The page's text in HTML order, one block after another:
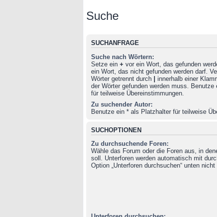
Suche
SUCHANFRAGE
Suche nach Wörtern:
Setze ein + vor ein Wort, das gefunden
ein Wort, das nicht gefunden werden darf.
Wörter getrennt durch
innerhalb einer
der Wörter gefunden werden muss.
für teilweise Übereinstimmungen.
Zu suchender Autor:
Benutze ein * als Platzhalter für teilweise
SUCHOPTIONEN
Zu durchsuchende Foren:
Wähle das Forum oder die Foren aus, in
soll. Unterforen werden automatisch mit
Option „Unterforen durchsuchen“ unten